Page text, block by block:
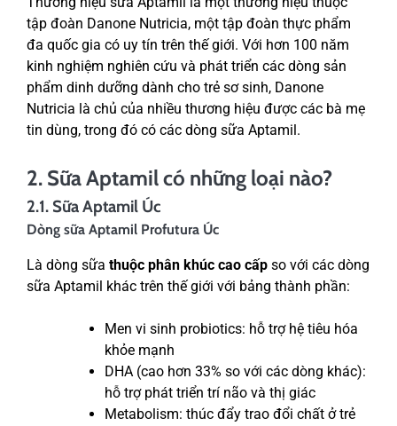
tập đoàn Danone Nutricia, một tập đoàn thực phẩm
đa quốc gia có uy tín trên thế giới. Với hơn 100 năm
kinh nghiệm nghiên cứu và phát triển các dòng sản
phẩm dinh dưỡng dành cho trẻ sơ sinh, Danone
Nutricia là chủ của nhiều thương hiệu được các bà mẹ
tin dùng, trong đó có các dòng sữa Aptamil.
2. Sữa Aptamil có những loại nào?
2.1. Sữa Aptamil Úc
Dòng sữa Aptamil Profutura Úc
Là dòng sữa thuộc phân khúc cao cấp so với các dòng
sữa Aptamil khác trên thế giới với bảng thành phần:
Men vi sinh probiotics: hỗ trợ hệ tiêu hóa
khỏe mạnh
DHA (cao hơn 33% so với các dòng khác):
hỗ trợ phát triển trí não và thị giác
Metabolism: thúc đẩy trao đổi chất ở trẻ